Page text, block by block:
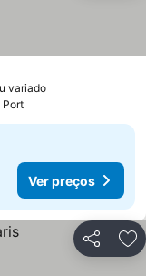
variado
Port
Ver preços
Partilhar